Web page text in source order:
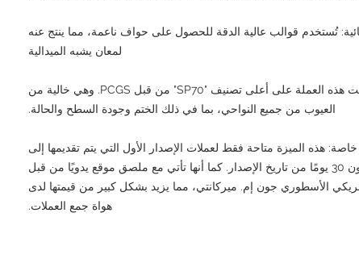
تُستخدم قوالب عالية الدقة للحصول على حواف ناعمة، مما ينتج عنه
لمعان يشبه الميدالية
• الشهادة: حصلت هذه العملة على أعلى تصنيف "SP70" من قبل PCGS. وهي خالية من
العيوب من جميع النواحي، بما في ذلك الختم وجودة السطح والحالة.
هذه الميزة متاحة فقط لعملات الإصدار الأول التي يتم تقديمها إلى
PCGS في غضون 30 يومًا من تاريخ الإصدار. كما أنها تأتي مع ملصق موقع يدويًا من قبل
الأسطوري جون إم. ميركانتي، مما يزيد بشكل كبير من قيمتها لدى
هواة جمع العملات.